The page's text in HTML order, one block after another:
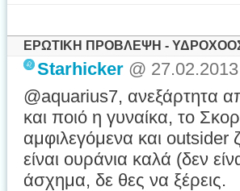
ΕΡΩΤΙΚΗ ΠΡΟΒΛΕΨΗ - ΥΔΡΟΧΟΟΣ
Starhicker @
@aquarius7, ανεξάρτητα
και ποιό η γυναίκα, το
αμφιλεγόμενα και outsider
είναι ουράνια καλά (δεν
άσχημα, δε θες να ξέρεις.